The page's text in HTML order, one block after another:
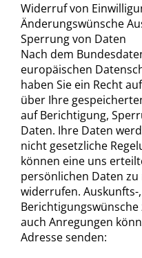
Widerruf von
Änderungswünsche
Sperrung von Daten
Nach dem
europäischen
haben Sie ein Recht
über Ihre
auf Berichtigung,
Daten. Ihre Daten
nicht gesetzliche
können eine uns
persönlichen Daten
widerrufen. Auskunfts-
auch Anregungen
Adresse senden: